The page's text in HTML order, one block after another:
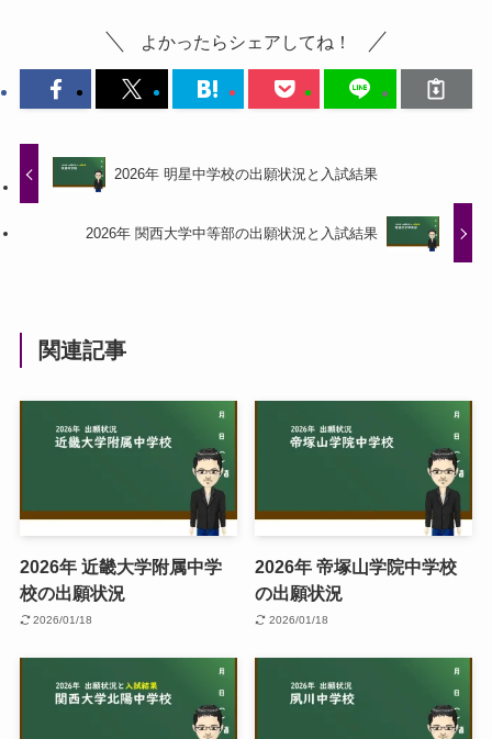
よかったらシェアしてね！
2026年 明星中学校の出願状況と入試結果
2026年 関西大学中等部の出願状況と入試結果
関連記事
2026年 近畿大学附属中学
校の出願状況
2026/01/18
2026年 帝塚山学院中学校
の出願状況
2026/01/18